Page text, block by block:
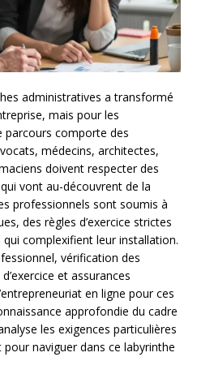
administratives a transformé
mais pour les
parcours comporte des
médecins, architectes,
doivent respecter des
vont au-découvrent de la
professionnels sont soumis à
des règles d’exercice strictes
complexifient leur installation.
vérification des
et assurances
en ligne pour ces
approfondie du cadre
les exigences particulières
naviguer dans ce labyrinthe